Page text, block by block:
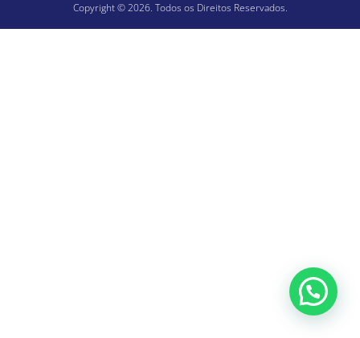
Copyright © 2026. Todos os Direitos Reservados.